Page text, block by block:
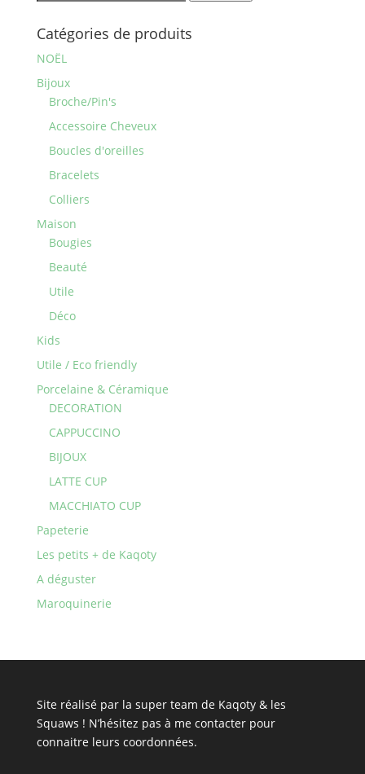
Catégories de produits
NOËL
Bijoux
Broche/Pin's
Accessoire Cheveux
Boucles d'oreilles
Bracelets
Colliers
Maison
Bougies
Beauté
Utile
Déco
Kids
Utile / Eco friendly
Porcelaine & Céramique
DECORATION
CAPPUCCINO
BIJOUX
LATTE CUP
MACCHIATO CUP
Papeterie
Les petits + de Kaqoty
A déguster
Maroquinerie
Site réalisé par la super team de Kaqoty & les
Squaws ! N’hésitez pas à me contacterpour
connaitre leurs coordonnées.